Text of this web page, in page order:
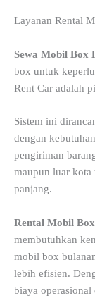
Layanan Rental
Sewa Mobil Box
box untuk
Rent Car adalah
Sistem ini
dengan
pengiriman
maupun luar kota
panjang.
Rental Mobil
membutuhkan
mobil box
lebih efisien.
biaya operasional